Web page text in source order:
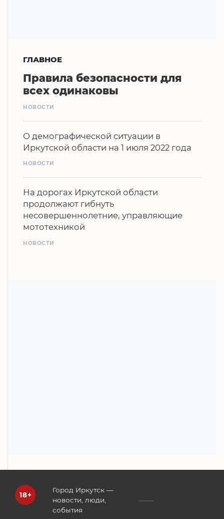
ГЛАВНОЕ
Правила безопасности для
всех одинаковы
НОВОСТИ
О демографической ситуации в
Иркутской области на 1 июля 2022 года
НОВОСТИ
На дорогах Иркутской области
продолжают гибнуть
несовершеннолетние, управляющие
мототехникой
НОВОСТИ
Город Иркутск —
новости, люди,
события